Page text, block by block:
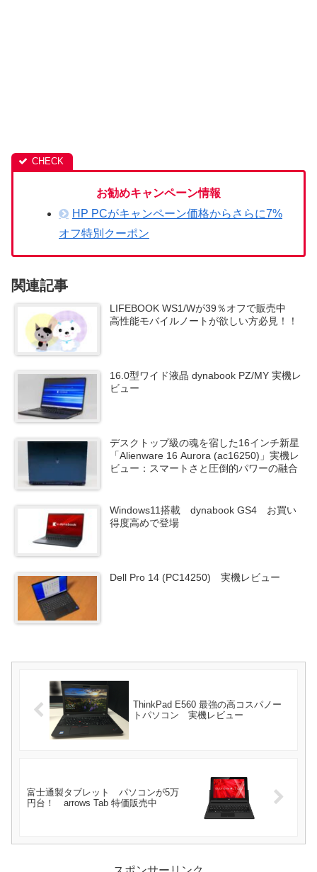
お勧めキャンペーン情報
HP PCがキャンペーン価格からさらに7%
オフ特別クーポン
関連記事
LIFEBOOK WS1/Wが39％オフで販売中
高性能モバイルノートが欲しい方必見！！
16.0型ワイド液晶 dynabook PZ/MY 実機レ
ビュー
デスクトップ級の魂を宿した16インチ新星
「Alienware 16 Aurora (ac16250)」実機レ
ビュー：スマートさと圧倒的パワーの融合
Windows11搭載 dynabook GS4 お買い
得度高めで登場
Dell Pro 14 (PC14250) 実機レビュー
ThinkPad E560 最強の高コスパノー
トパソコン 実機レビュー
富士通製タブレット パソコンが5万
円台！ arrows Tab 特価販売中